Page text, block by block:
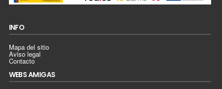
INFO
Mapa del sitio
Aviso legal
Contacto
WEBS AMIGAS